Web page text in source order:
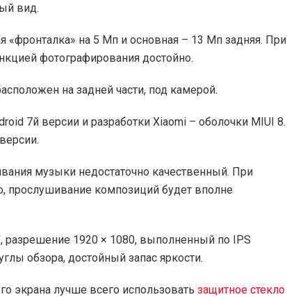
вид.
на 5 Мп и основная – 13 Мп задняя. При
фотографирования достойно.
на задней части, под камерой.
7й версии и разработки Xiaomi – оболочки MIUI 8.
музыки недостаточно качественный. При
прослушивание композиций будет вполне
разрешение 1920 × 1080, выполненный по IPS
обзора, достойный запас яркости.
экрана лучше всего использовать защитное стекло